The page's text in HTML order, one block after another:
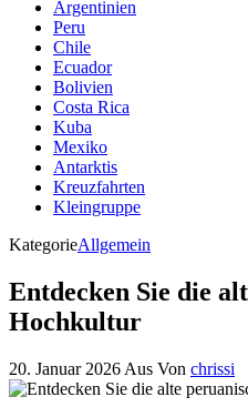
Argentinien
Peru
Chile
Ecuador
Bolivien
Costa Rica
Kuba
Mexiko
Antarktis
Kreuzfahrten
Kleingruppe
KategorieAllgemein
Entdecken Sie die
Hochkultur
20. Januar 2026 Aus Von chrissi